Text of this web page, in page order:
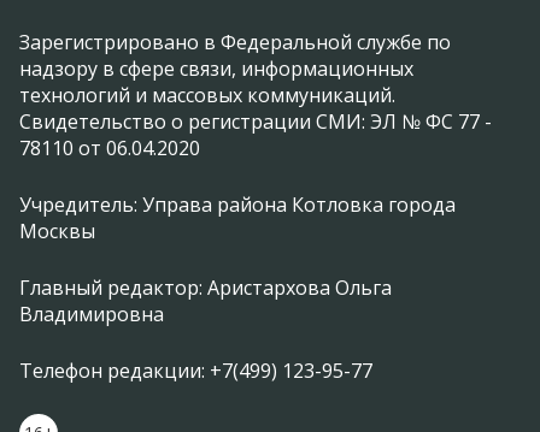
Зарегистрировано в Федеральной службе по
надзору в сфере связи, информационных
технологий и массовых коммуникаций.
Свидетельство о регистрации СМИ: ЭЛ № ФС 77 -
78110 от 06.04.2020
Учредитель: Управа района Котловка города
Москвы
Главный редактор: Аристархова Ольга
Владимировна
Телефон редакции: +7(499) 123-95-77